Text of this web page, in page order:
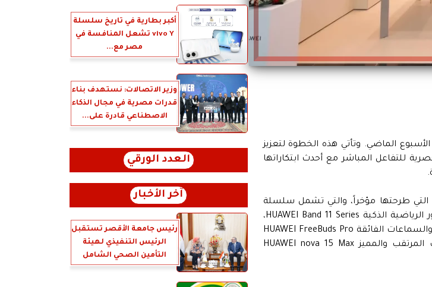
الماضي. وتأتي هذه الخطوة لتعزيز
للتفاعل المباشر مع أحدث ابتكاراتها
التي طرحتها مؤخراً، والتي تشمل سلسلة
الساعات الذكية المبتكرة HUAWEI Watch Fit 5 Series، وسلسلة الأساور الرياضية الذكية HUAWEI Band 11 Series،
بالإضافة إلى الجيل الجديد من السماعات اللاسلكية HUAWEI FreeClip 2 والسماعات الفائقة HUAWEI FreeBuds Pro
5. كما يتيح المتجر للمستهلكين فرصة التعرف عن قرب على الهاتف المرتقب والمميز HUAWEI nova 15 Max
أكبر بطارية في تاريخ سلسلة
vivo Y تشعل المنافسة في
مصر مع...
وزير الاتصالات: نستهدف بناء
قدرات مصرية في مجال الذكاء
الاصطناعي قادرة على...
العدد الورقي
آخر الأخبار
رئيس جامعة الأقصر تستقبل
الرئيس التنفيذي لهيئة
التأمين الصحي الشامل